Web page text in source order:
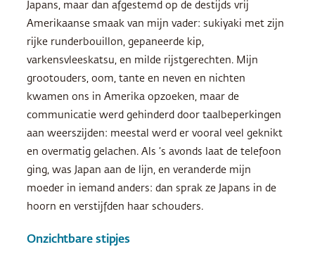
Japans, maar dan afgestemd op de destijds vrij
Amerikaanse smaak van mijn vader: sukiyaki met zijn
rijke runderbouillon, gepaneerde kip,
varkensvleeskatsu, en milde rijstgerechten. Mijn
grootouders, oom, tante en neven en nichten
kwamen ons in Amerika opzoeken, maar de
communicatie werd gehinderd door taalbeperkingen
aan weerszijden: meestal werd er vooral veel geknikt
en overmatig gelachen. Als ’s avonds laat de telefoon
ging, was Japan aan de lijn, en veranderde mijn
moeder in iemand anders: dan sprak ze Japans in de
hoorn en verstijfden haar schouders.
Onzichtbare stipjes